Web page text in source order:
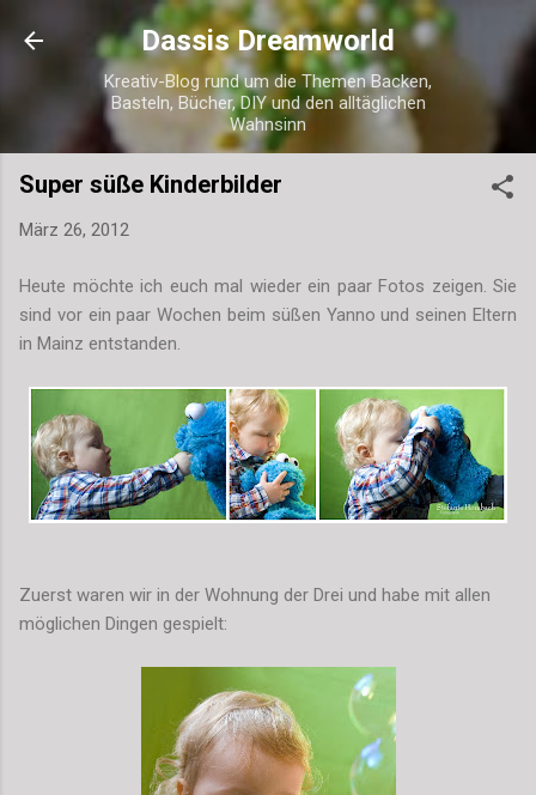
Direkt zum Hauptbereich
Dassis Dreamworld
Kreativ-Blog rund um die Themen Backen,
Basteln, Bücher, DIY und den alltäglichen
Wahnsinn
Super süße Kinderbilder
März 26, 2012
Heute möchte ich euch mal wieder ein paar Fotos zeigen. Sie
sind vor ein paar Wochen beim süßen Yanno und seinen Eltern
in Mainz entstanden.
Zuerst waren wir in der Wohnung der Drei und habe mit allen
möglichen Dingen gespielt: